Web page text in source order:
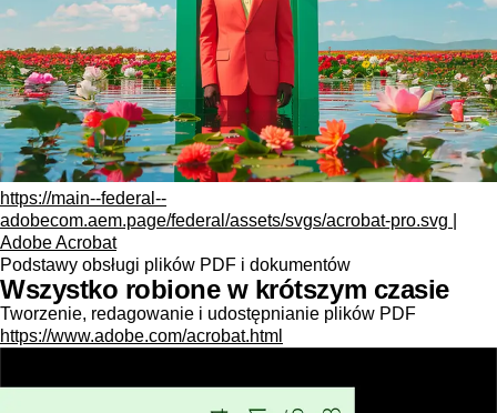
https://main--federal--
adobecom.aem.page/federal/assets/svgs/acrobat-pro.svg |
Adobe Acrobat
Podstawy obsługi plików PDF i dokumentów
Wszystko robione w krótszym czasie
Tworzenie, redagowanie i udostępnianie plików PDF
https://www.adobe.com/acrobat.html